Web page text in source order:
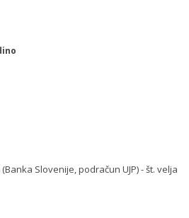
(Banka Slovenije, podračun UJP) - št. velja